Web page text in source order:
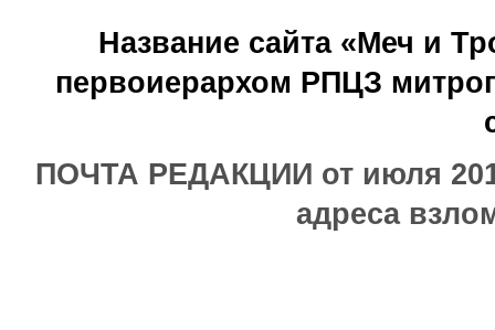
Название сайта «Меч и
первоиерархом РПЦЗ
ПОЧТА РЕДАКЦИИ от июля
адреса